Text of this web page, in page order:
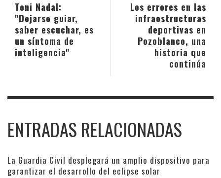
Los errores en las
infraestructuras
deportivas en
Pozoblanco, una
historia que
continúa
Toni Nadal:
"Dejarse guiar,
saber escuchar, es
un síntoma de
inteligencia"
ENTRADAS RELACIONADAS
La Guardia Civil desplegará un amplio dispositivo para
garantizar el desarrollo del eclipse solar